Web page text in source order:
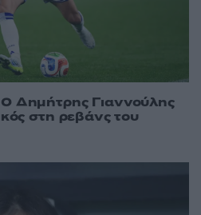
Δημήτρης Γιαννούλης
στη ρεβάνς του